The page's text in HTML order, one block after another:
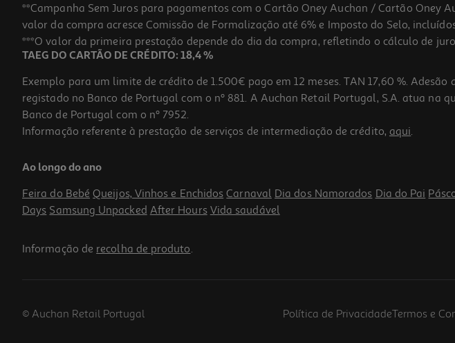
19.99 €/un
19,99 €
**Campanha Sem Juros para pagamentos com o Cartão Oney Auchan / Cartão Oney
valor da compra acresce Comissão de Formalização até 6% e Imposto do Selo,
***O valor da primeira prestação depende do dia da compra, refletindo o cálculo de
TAEG DO CARTÃO DE CRÉDITO: 18,4 %
Exemplo para um limite de crédito de 1.500€ pago em 12 meses. TAN 17,60 %.
registado no Banco de Portugal com o nº 881. A Auchan Retail Portugal, S.A. atua
Banco de Portugal com o nº 7952.
Informação referente à prestação de serviços de intermediação de crédito, aqui.
Ao longo do ano
Feira do Bebé Queijos, Vinhos e Enchidos Carnaval Dia dos Namorados Dia do Pai
Days Samsung Unpacked After Hours Vida saudável
Informação de recolha de produto.
Política de PrivacidadeTermos e
© Auchan Retail Portugal